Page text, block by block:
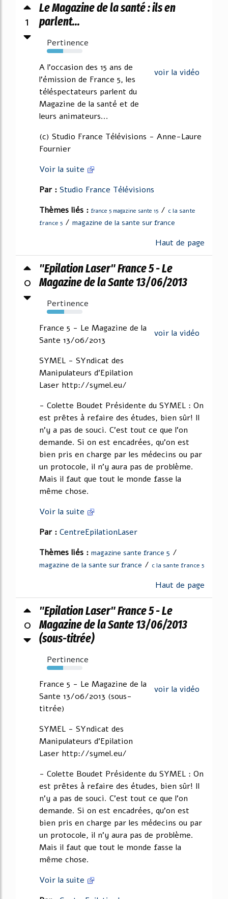
1
Le Magazine de la santé : ils en
parlent...
Pertinence
45%
voir la vidéo
A l'occasion des 15 ans de
l'émission de France 5, les
téléspectateurs parlent du
Magazine de la santé et de
leurs animateurs...
(c) Studio France Télévisions - Anne-Laure
Fournier
Voir la suite
Par : Studio France Télévisions
Thèmes liés : france 5 magazine sante 15 / c la sante
france 5 / magazine de la sante sur france
Haut de page
0
"Epilation Laser" France 5 - Le
Magazine de la Sante 13/06/2013
Pertinence
49%
voir la vidéo
France 5 - Le Magazine de la
Sante 13/06/2013
SYMEL - SYndicat des
Manipulateurs d'Epilation
Laser http://symel.eu/
- Colette Boudet Présidente du SYMEL : On
est prêtes à refaire des études, bien sûr! Il
n'y a pas de souci. C'est tout ce que l'on
demande. Si on est encadrées, qu'on est
bien pris en charge par les médecins ou par
un protocole, il n'y aura pas de problème.
Mais il faut que tout le monde fasse la
même chose.
Voir la suite
Par : CentreEpilationLaser
Thèmes liés : magazine sante france 5 /
magazine de la sante sur france / c la sante france 5
Haut de page
0
"Epilation Laser" France 5 - Le
Magazine de la Sante 13/06/2013
(sous-titrée)
Pertinence
46%
voir la vidéo
France 5 - Le Magazine de la
Sante 13/06/2013 (sous-
titrée)
SYMEL - SYndicat des
Manipulateurs d'Epilation
Laser http://symel.eu/
- Colette Boudet Présidente du SYMEL : On
est prêtes à refaire des études, bien sûr! Il
n'y a pas de souci. C'est tout ce que l'on
demande. Si on est encadrées, qu'on est
bien pris en charge par les médecins ou par
un protocole, il n'y aura pas de problème.
Mais il faut que tout le monde fasse la
même chose.
Voir la suite